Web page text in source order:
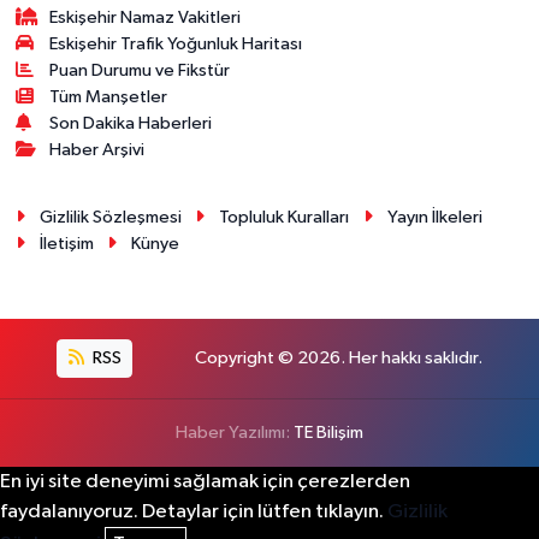
Eskişehir Namaz Vakitleri
Eskişehir Trafik Yoğunluk Haritası
Puan Durumu ve Fikstür
Tüm Manşetler
Son Dakika Haberleri
Haber Arşivi
Gizlilik Sözleşmesi Topluluk Kuralları
Yayın İlkeleri
İletişim
Künye
RSS Copyright © 2026. Her hakkı saklıdır.
Haber Yazılımı: TE Bilişim
En iyi site deneyimi sağlamak için çerezlerden
faydalanıyoruz. Detaylar için lütfen tıklayın. Gizlilik